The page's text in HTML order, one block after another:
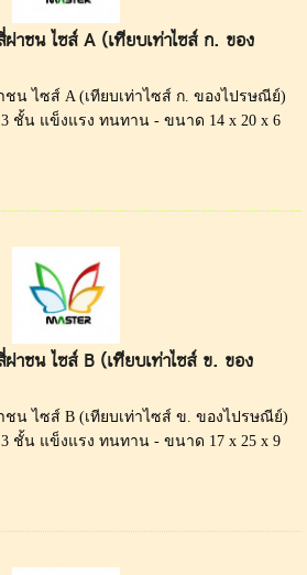
ชน ไซส์ A (เทียบเท่าไซส์ ก. ของ
น ไซส์ A (เทียบเท่าไซส์ ก. ของไปรษณีย์)
ชั้น แข็งแรง ทนทาน - ขนาด 14 x 20 x 6
ชน ไซส์ B (เทียบเท่าไซส์ ข. ของ
น ไซส์ B (เทียบเท่าไซส์ ข. ของไปรษณีย์)
ชั้น แข็งแรง ทนทาน - ขนาด 17 x 25 x 9